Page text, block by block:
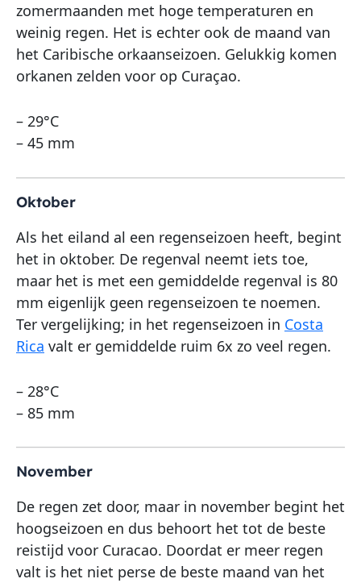
zomermaanden met hoge temperaturen en
weinig regen. Het is echter ook de maand van
het Caribische orkaanseizoen. Gelukkig komen
orkanen zelden voor op Curaçao.
– 29°C
– 45 mm
Oktober
Als het eiland al een regenseizoen heeft, begint
het in oktober. De regenval neemt iets toe,
maar het is met een gemiddelde regenval is 80
mm eigenlijk geen regenseizoen te noemen.
Ter vergelijking; in het regenseizoen in Costa
Rica valt er gemiddelde ruim 6x zo veel regen.
– 28°C
– 85 mm
November
De regen zet door, maar in november begint het
hoogseizoen en dus behoort het tot de beste
reistijd voor Curacao. Doordat er meer regen
valt is het niet perse de beste maand van het